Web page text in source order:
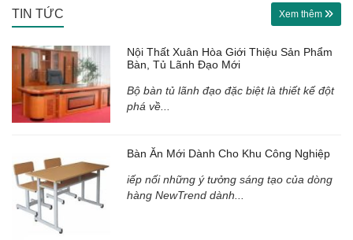
TIN TỨC Xem thêm
Nội Thất Xuân Hòa Giới Thiệu Sản Phẩm
Bàn, Tủ Lãnh Đạo Mới
Bộ bàn tủ lãnh đạo đặc biệt là thiết kế đột
phá về...
Bàn Ăn Mới Dành Cho Khu Công Nghiệp
iếp nối những ý tưởng sáng tạo của dòng
hàng NewTrend dành...